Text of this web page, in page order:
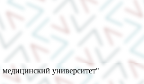
медицинский университет"